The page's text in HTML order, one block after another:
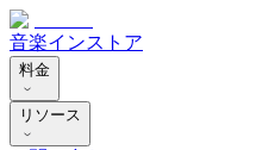
音楽インストア
料金
リソース